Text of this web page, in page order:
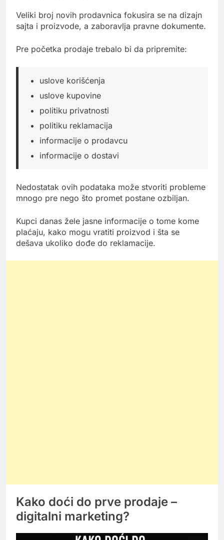
Veliki broj novih prodavnica fokusira se na dizajn
sajta i proizvode, a zaboravlja pravne dokumente.
Pre početka prodaje trebalo bi da pripremite:
uslove korišćenja
uslove kupovine
politiku privatnosti
politiku reklamacija
informacije o prodavcu
informacije o dostavi
Nedostatak ovih podataka može stvoriti probleme
mnogo pre nego što promet postane ozbiljan.
Kupci danas žele jasne informacije o tome kome
plaćaju, kako mogu vratiti proizvod i šta se
dešava ukoliko dođe do reklamacije.
Kako doći do prve prodaje –
digitalni marketing?